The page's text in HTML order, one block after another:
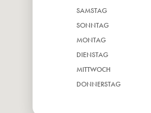
SAMSTAG
SONNTAG
MONTAG
DIENSTAG
MITTWOCH
DONNERSTAG